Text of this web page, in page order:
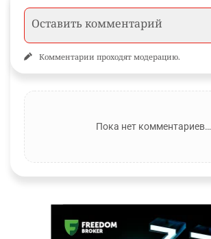
Комментарии проходят модерацию.
Пока нет комментариев…